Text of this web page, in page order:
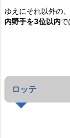
ゆえにそれ以外の、
内野手を3位以内で
ロッテ